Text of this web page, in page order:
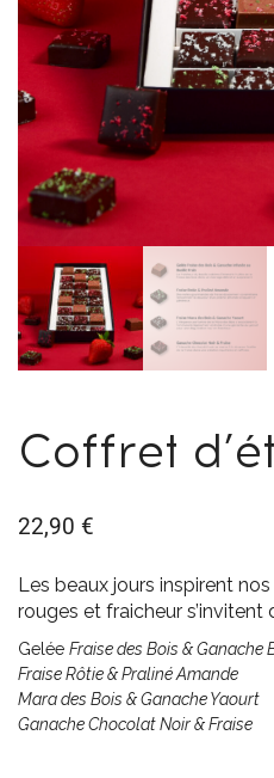
Coffret
22,90 €
Les beaux jours inspirent
rouges et fraicheur s’invitent
Gelée Fraise des Bois & Ganache
Fraise Rôtie & Praliné Amande
Mara des Bois & Ganache Yaourt
Ganache Chocolat Noir & Fraise